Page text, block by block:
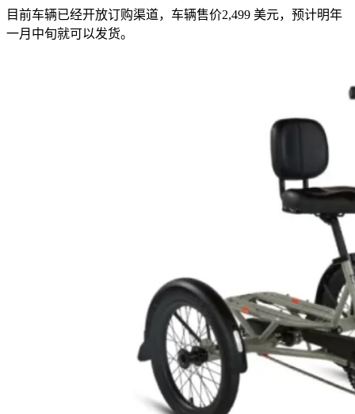
目前车辆已经开放订购渠道，车辆售价2,499 美元，预计明年
一月中旬就可以发货。